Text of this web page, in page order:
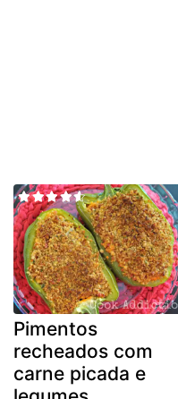
Pimentos
recheados com
carne picada e